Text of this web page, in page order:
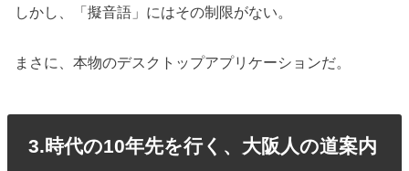
しかし、「擬音語」にはその制限がない。
まさに、本物のデスクトップアプリケーションだ。
3.時代の10年先を行く、大阪人の道案内